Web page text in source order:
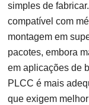
simples de
compatível com
montagem em
pacotes, embora
em aplicações de
PLCC é mais
que exigem